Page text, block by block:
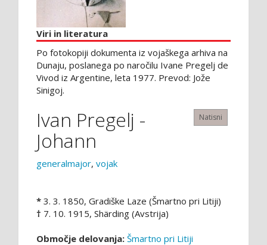
Viri in literatura
Po fotokopiji dokumenta iz vojaškega arhiva na
Dunaju, poslanega po naročilu Ivane Pregelj de
Vivod iz Argentine, leta 1977. Prevod: Jože
Sinigoj.
Natisni
Ivan Pregelj -
Johann
generalmajor, vojak
* 3. 3. 1850, Gradiške Laze (Šmartno pri Litiji)
† 7. 10. 1915, Shärding (Avstrija)
Območje delovanja: Šmartno pri Litiji